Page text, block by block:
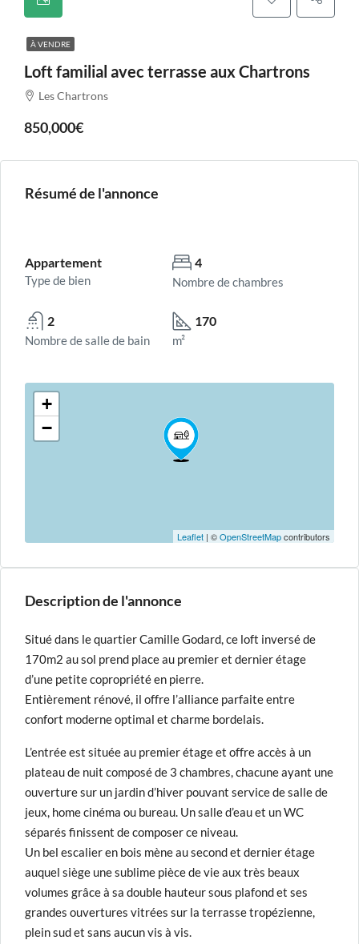
À VENDRE
Loft familial avec terrasse aux Chartrons
Les Chartrons
850,000€
Résumé de l'annonce
Appartement
Type de bien
4
Nombre de chambres
2
Nombre de salle de bain
170
m²
+
−
Leaflet | ©OpenStreetMapcontributors
Description de l'annonce
Situé dans le quartier Camille Godard, ce loft inversé de
170m2 au sol prend place au premier et dernier étage
d’une petite copropriété en pierre.
Entièrement rénové, il offre l’alliance parfaite entre
confort moderne optimal et charme bordelais.
L’entrée est située au premier étage et offre accès à un
plateau de nuit composé de 3 chambres, chacune ayant une
ouverture sur un jardin d’hiver pouvant service de salle de
jeux, home cinéma ou bureau. Un salle d’eau et un WC
séparés finissent de composer ce niveau.
Un bel escalier en bois mène au second et dernier étage
auquel siège une sublime pièce de vie aux très beaux
volumes grâce à sa double hauteur sous plafond et ses
grandes ouvertures vitrées sur la terrasse tropézienne,
plein sud et sans aucun vis à vis.